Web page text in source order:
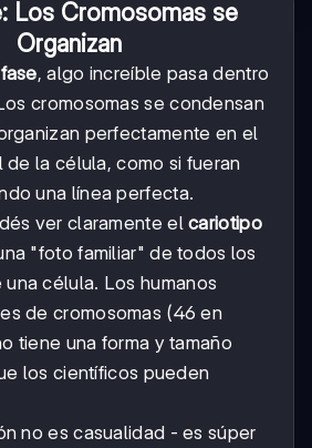
Los Cromosomas se
Organizan
, algo increíble pasa dentro
cromosomas se condensan
perfectamente en el
la célula, como si fueran
una línea perfecta.
ver claramente elcariotipo
"foto familiar" de todos los
célula. Los humanos
de cromosomas (46 en
tiene una forma y tamaño
los científicos pueden
no es casualidad - es súper